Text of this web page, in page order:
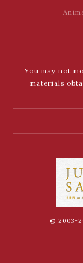
You may not
materials
© 2003-